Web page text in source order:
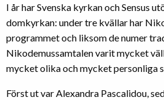
I år har Svenska kyrkan och Sensus
domkyrkan: under tre kvällar har
programmet och liksom de numer
Nikodemussamtalen varit mycket
mycket olika och mycket personliga
Först ut var Alexandra Pascalidou,